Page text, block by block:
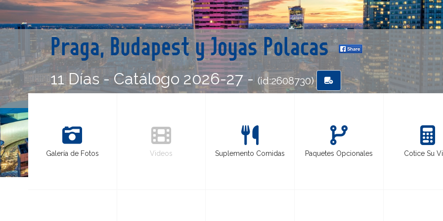
Praga, Budapest y Joyas Polacas
11 Días - Catálogo 2026-27 -(id:2608730)
Galería de Fotos Videos Suplemento Comidas Paquetes Opcionales Cotice Su